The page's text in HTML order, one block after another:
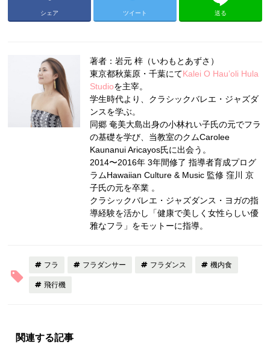
シェア ツイート 送る
著者：岩元 梓（いわもとあずさ）
東京都秋葉原・千葉にてKalei O Hau’oli Hula
Studioを主宰。
学生時代より、クラシックバレエ・ジャズダ
ンスを学ぶ。
同郷 奄美大島出身の小林れい子氏の元でフラ
の基礎を学び、当教室のクムCarolee
Kaunanui Aricayos氏に出会う。
2014〜2016年 3年間修了 指導者育成プログ
ラムHawaiian Culture & Music 監修 窪川 京
子氏の元を卒業 。
クラシックバレエ・ジャズダンス・ヨガの指
導経験を活かし「健康で美しく女性らしい優
雅なフラ」をモットーに指導。
フラ フラダンサー フラダンス 機内食
飛行機
関連する記事